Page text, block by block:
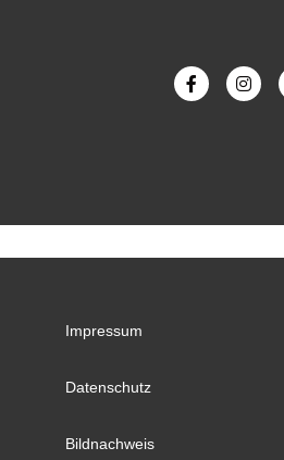
Impressum
Datenschutz
Bildnachweis